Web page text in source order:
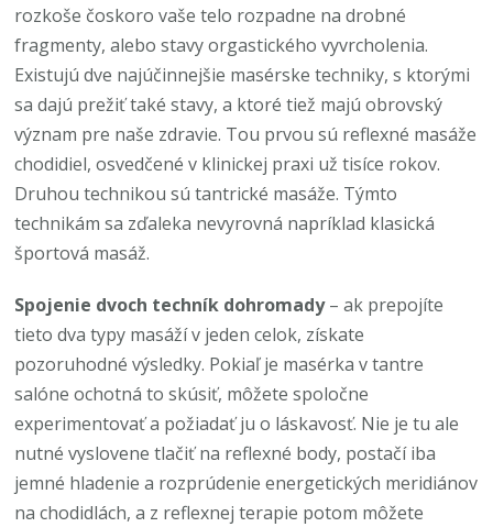
rozkoše čoskoro vaše telo rozpadne na drobné
fragmenty, alebo stavy orgastického vyvrcholenia.
Existujú dve najúčinnejšie masérske techniky, s ktorými
sa dajú prežiť také stavy, a ktoré tiež majú obrovský
význam pre naše zdravie. Tou prvou sú reflexné masáže
chodidiel, osvedčené v klinickej praxi už tisíce rokov.
Druhou technikou sú tantrické masáže. Týmto
technikám sa zďaleka nevyrovná napríklad klasická
športová masáž.
Spojenie dvoch techník dohromady– ak prepojíte
tieto dva typy masáží v jeden celok, získate
pozoruhodné výsledky. Pokiaľ je masérka v tantre
salóne ochotná to skúsiť, môžete spoločne
experimentovať a požiadať ju o láskavosť. Nie je tu ale
nutné vyslovene tlačiť na reflexné body, postačí iba
jemné hladenie a rozprúdenie energetických meridiánov
na chodidlách, a z reflexnej terapie potom môžete